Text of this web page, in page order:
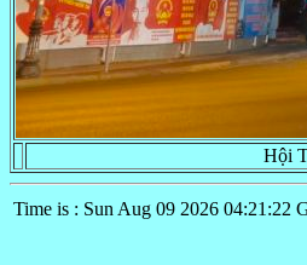
Hội
Time is : Sun Aug 09 2026 04:21:22